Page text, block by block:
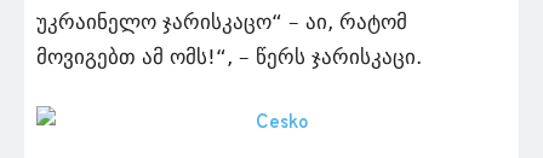
უკრაინელო ჯარისკაცო“ – აი, რატომ
მოვიგებთ ამ ომს!“, – წერს ჯარისკაცი.